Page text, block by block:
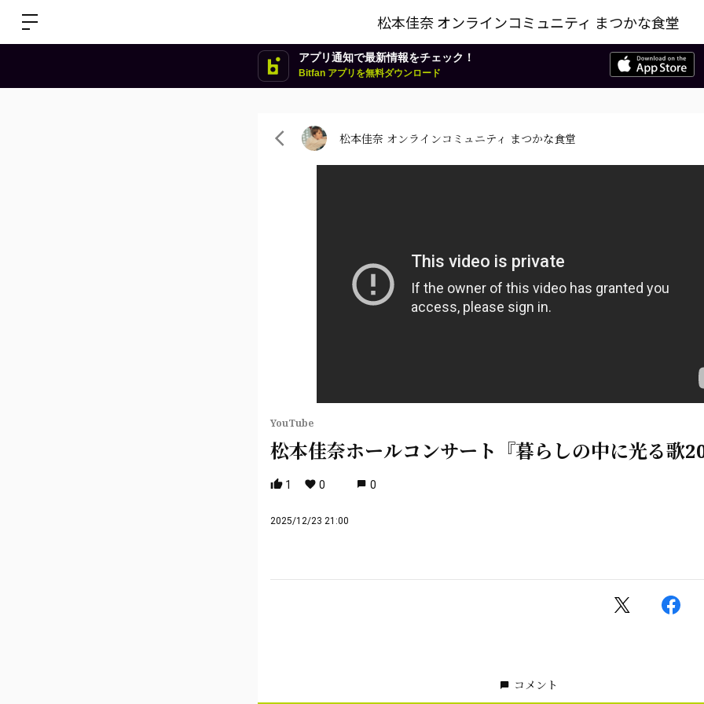
松本佳奈 オンラインコミュニティ まつかな食堂
アプリ通知で最新情報をチェック！
Bitfan アプリを無料ダウンロード
松本佳奈 オンラインコミュニティ まつかな食堂
YouTube
松本佳奈ホールコンサート『暮らしの中に光る歌
1 0 0
2025/12/23 21:00
コメント